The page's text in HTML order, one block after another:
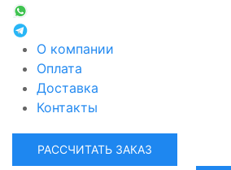
О компании
Оплата
Доставка
Контакты
РАССЧИТАТЬ ЗАКАЗ